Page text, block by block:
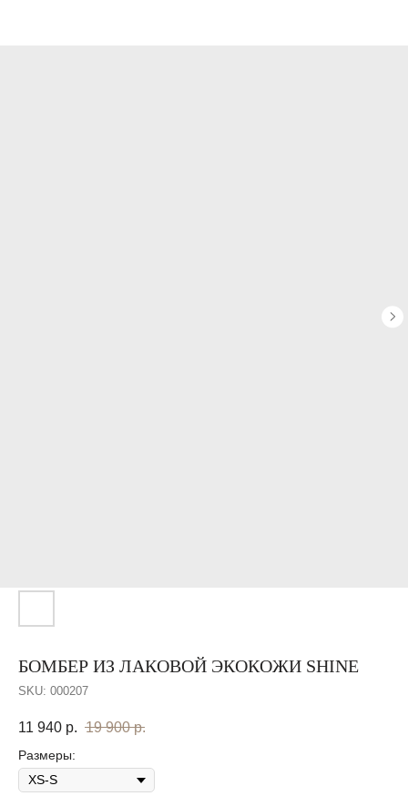
БОМБЕР ИЗ ЛАКОВОЙ ЭКОКОЖИ SHINE
SKU: 000207
11 940 р. 19 900 р.
Размеры: